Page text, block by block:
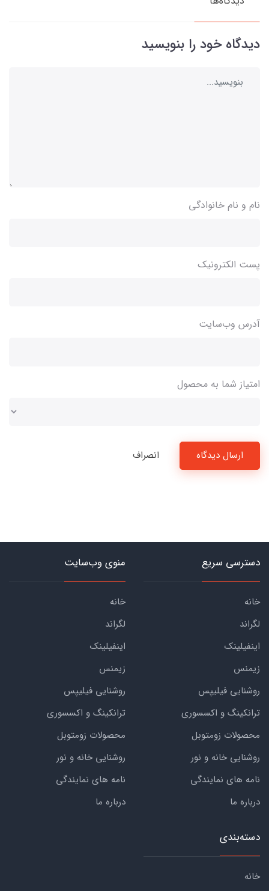
دیدگاه خود را بنویسید
نام و نام خانوادگی
پست الکترونیک
آدرس وب‌سایت
امتیاز شما به محصول
ارسال دیدگاه انصراف
دسترسی سریع
خانه
لگراند
اینفیلینک
زیمنس
روشنایی فیلیپس
ترانکینگ و اکسسوری
محصولات زومتوبل
روشنایی خانه و نور
نامه های نمایندگی
درباره ما
منوی وب‌سایت
خانه
لگراند
اینفیلینک
زیمنس
روشنایی فیلیپس
ترانکینگ و اکسسوری
محصولات زومتوبل
روشنایی خانه و نور
نامه های نمایندگی
درباره ما
دسته‌بندی
خانه